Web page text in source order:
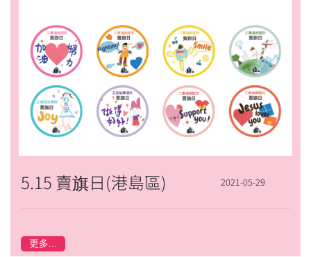
5.15 賣旗日(港島區) 2021-05-29
更多...